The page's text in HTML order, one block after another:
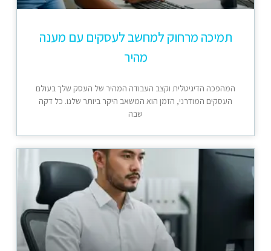
תמיכה מרחוק למחשב לעסקים עם מענה
מהיר
המהפכה הדיגיטלית וקצב העבודה המהיר של העסק שלך בעולם
העסקים המודרני, הזמן הוא המשאב היקר ביותר שלנו. כל דקה
שבה